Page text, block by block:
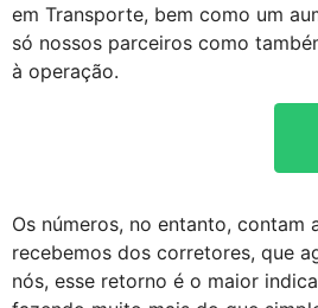
em Transporte, bem como um
só nossos parceiros como
à operação.
Os números, no entanto,
recebemos dos corretores, que
nós, esse retorno é o maior